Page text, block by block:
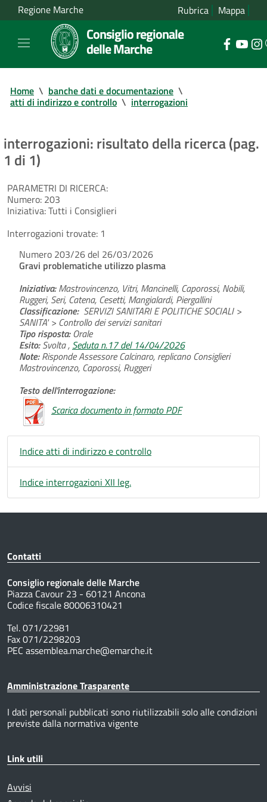
Regione Marche Rubrica Mappa
Consiglio regionale
delle Marche
Home \ banche dati e documentazione \
atti di indirizzo e controllo \ interrogazioni
interrogazioni: risultato della ricerca (pag.
1 di 1)
PARAMETRI DI RICERCA:
Numero: 203
Iniziativa:Tutti i Consiglieri
Interrogazioni trovate: 1
Numero 203/26 del 26/03/2026
Gravi problematiche utilizzo plasma
Iniziativa:Mastrovincenzo, Vitri, Mancinelli, Caporossi, Nobili,
Ruggeri, Seri, Catena, Cesetti, Mangialardi, Piergallini
Classificazione: SERVIZI SANITARI E POLITICHE SOCIALI >
SANITA' > Controllo dei servizi sanitari
Tipo risposta:Orale
Esito:Svolta , Seduta n.17 del 14/04/2026
Note:Risponde Assessore Calcinaro, replicano Consiglieri
Mastrovincenzo, Caporossi, Ruggeri
Testo dell'interrogazione:
Scarica documento in formato PDF
Indice atti di indirizzo e controllo
Indice interrogazioni XII leg.
Contatti
Consiglio regionale delle Marche
Piazza Cavour 23 - 60121 Ancona
Codice fiscale 80006310421
Tel. 071/22981
Fax 071/2298203
PEC assemblea.marche@emarche.it
Amministrazione Trasparente
I dati personali pubblicati sono riutilizzabili solo alle condizioni
previste dalla normativa vigente
Link utili
Avvisi